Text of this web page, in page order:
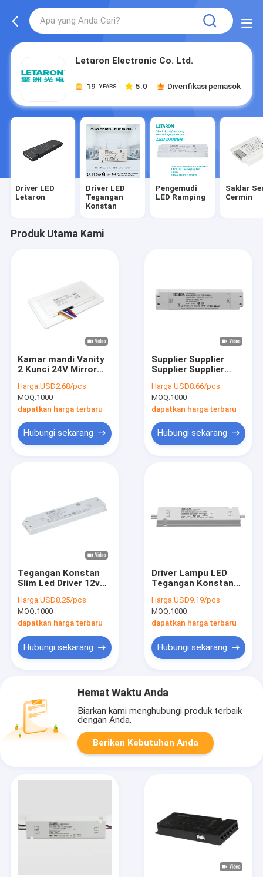
Letaron Electronic Co. Ltd.
19 YEARS 5.0 Diverifikasi pemasok
Driver LED
Letaron
Driver LED
Tegangan
Konstan
Pengemudi
LED Ramping
Saklar
Cermin
Produk Utama Kami
Kamar mandi Vanity
2 Kunci 24V Mirror
Kontrol Warna Temp
Penyesuaian Fungsi
Defog
Harga:USD2.68/pcs
MOQ:1000
dapatkan harga terbaru
Hubungi sekarang
Supplier Supplier
Supplier Supplier
Supplier Supplier
Supplier Supplier
Supplier Supplier
Supplier Supplier
Supplier Supplier
Supplier Supplier
Supplier Supplier
Supplier Supplier
Supplier Supplier
Supplier Supplier
Supplier Supplier
Supplier Supplier
Supplier Supplier
Supplier Supplier
Supplier Supplier
Supplier Suppl
Harga:USD8.66/pcs
MOQ:1000
dapatkan harga terbaru
Hubungi sekarang
Tegangan Konstan
Slim Led Driver 12v
Pencahayaan Cermin
Harga:USD8.25/pcs
MOQ:1000
dapatkan harga terbaru
Hubungi sekarang
Driver Lampu LED
Tegangan Konstan
Daya LED 60w untuk
Pencahayaan Kamar
Mandi
Harga:USD9.19/pcs
MOQ:1000
dapatkan harga terbaru
Hubungi sekarang
Hemat Waktu Anda
Biarkan kami menghubungi produk terbaik
dengan Anda.
Berikan Kebutuhan Anda